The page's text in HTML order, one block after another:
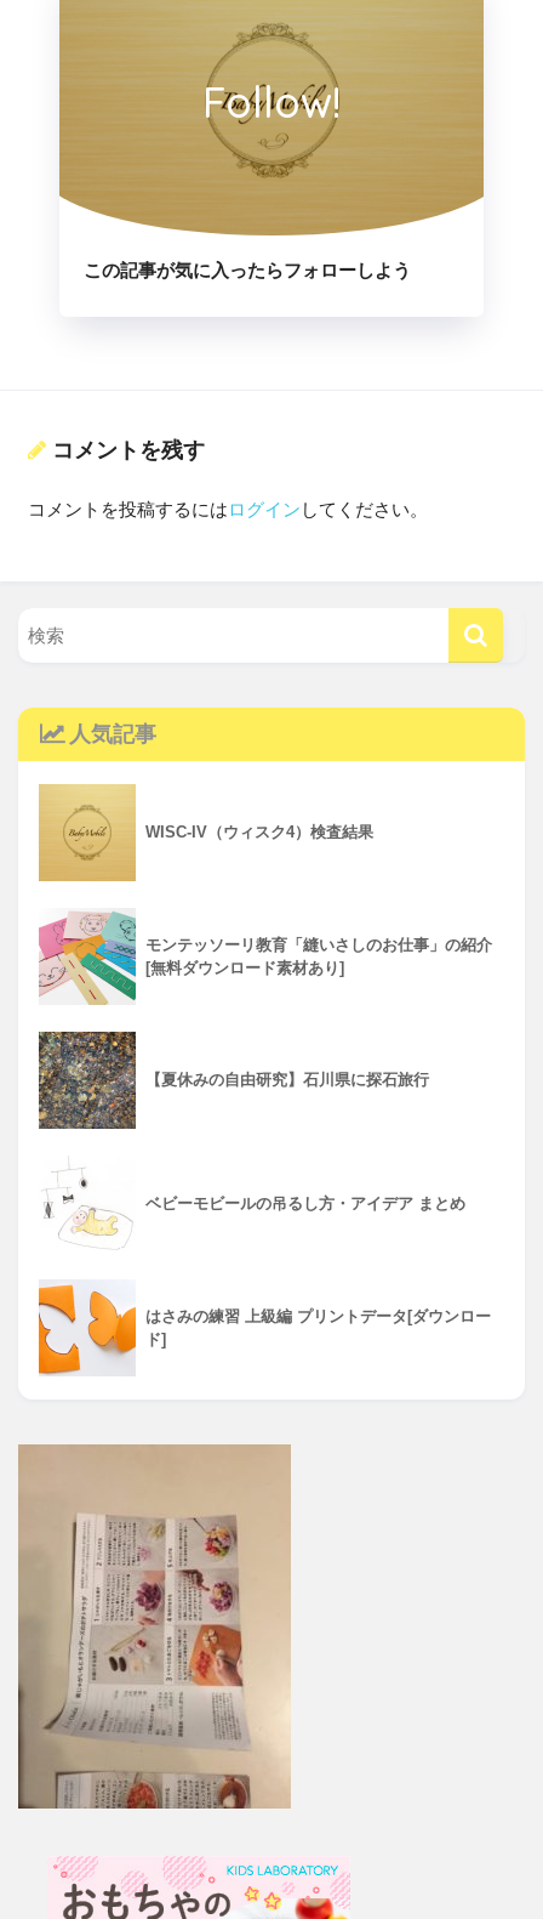
Follow!
この記事が気に入ったらフォローしよう
コメントを残す
コメントを投稿するにはログイン してください。
人気記事
WISC-IV（ウィスク4）検査結果
モンテッソーリ教育「縫いさしのお仕事」の紹介
[無料ダウンロード素材あり]
【夏休みの自由研究】石川県に探石旅行
ベビーモビールの吊るし方・アイデア まとめ
はさみの練習 上級編 プリントデータ[ダウンロー
ド]